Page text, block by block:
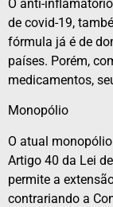
O anti-
de covid-19,
fórmula já é de
países. Porém,
medicamentos,
Monopólio
O atual
Artigo 40 da Lei
permite a
contrariando a